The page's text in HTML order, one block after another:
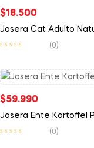
$18.500
Josera Cat Adulto
(0)
$59.990
Josera Ente Kartoffel
(0)